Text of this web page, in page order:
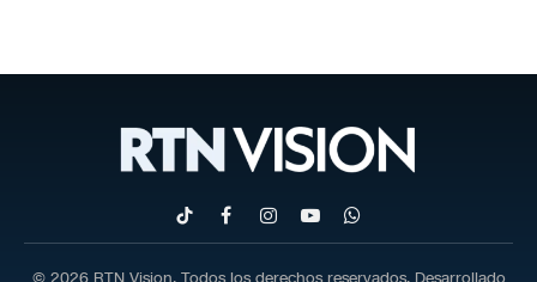
TikTokFacebookInstagram
YouTubeWhatsApp